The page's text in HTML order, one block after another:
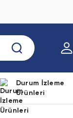
Durum İzleme
Ürünleri